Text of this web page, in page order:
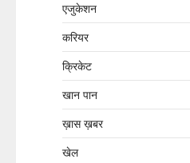
एजुकेशन
करियर
क्रिकेट
खान पान
ख़ास ख़बर
खेल